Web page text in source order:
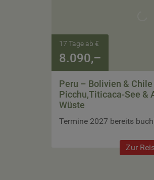
17 Tage ab €
8.090,–
Peru – Bolivien &
Picchu,Titicaca-See &
Wüste
Termine 2027 bereits
Zur